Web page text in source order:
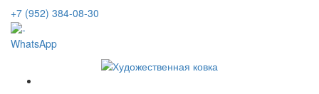
+7 (952) 384-08-30
WhatsApp